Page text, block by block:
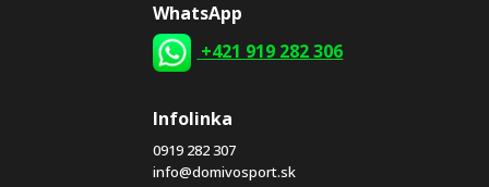
WhatsApp
+421 919 282 306
Infolinka
0919 282 307
info@domivosport.sk